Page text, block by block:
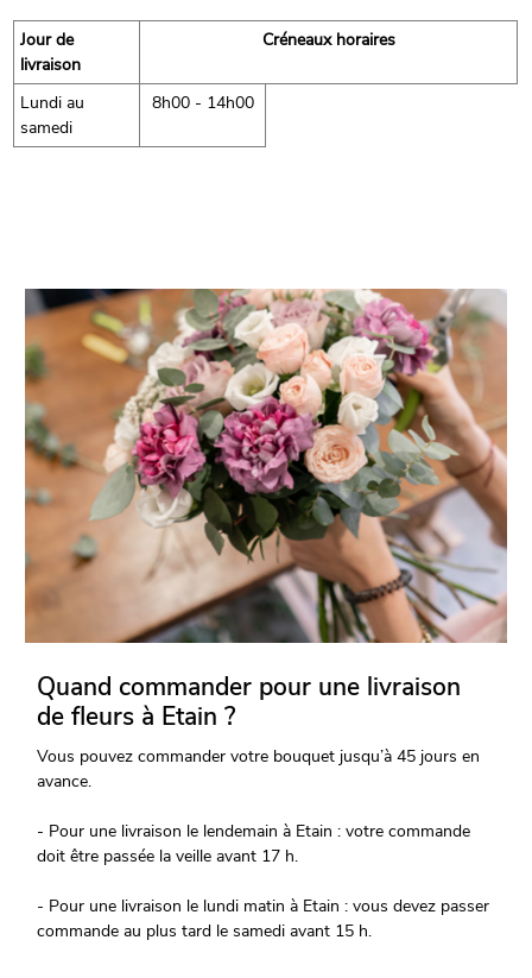
Jour de
livraison
Créneaux horaires
Lundi au
samedi
8h00 - 14h00
Quand commander pour une livraison
de fleurs à Etain ?
Vous pouvez commander votre bouquet jusqu’à 45 jours en
avance.
- Pour une livraison le lendemain à Etain : votre commande
doit être passée la veille avant 17 h.
- Pour une livraison le lundi matin à Etain : vous devez passer
commande au plus tard le samedi avant 15 h.